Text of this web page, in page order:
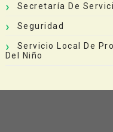
Secretaría De
Seguridad
Servicio Local De
Del Niño